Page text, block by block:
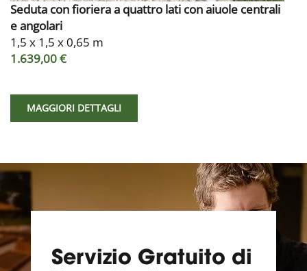
Seduta con fioriera a quattro lati con aiuole centrali
e angolari
1,5 x 1,5 x 0,65 m
1.639,00 €
MAGGIORI DETTAGLI
Servizio Gratuito di